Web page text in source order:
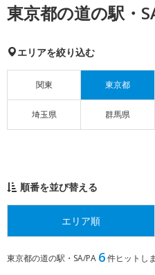
東京都の道の駅・
エリアを絞り込む
関東 東京都
埼玉県 群馬県
順番を並び替える
エリア順
東京都の道の駅・SA/PA 6件ヒットし